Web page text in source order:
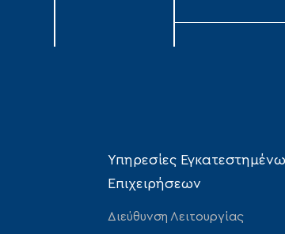
Υπηρεσίες
Επιχειρήσεων
Διεύθυνση Λειτουργίας